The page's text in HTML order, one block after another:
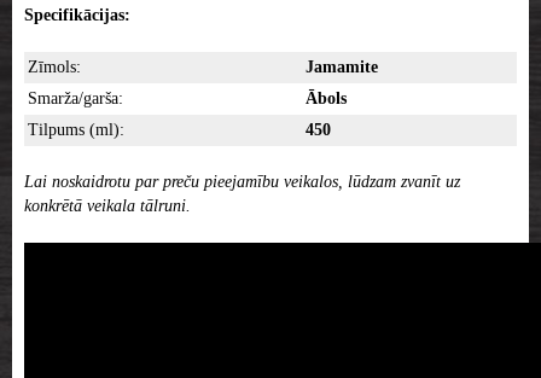
Specifikācijas:
Zīmols:
Jamamite
Smarža/garša:
Ābols
Tilpums (ml):
450
Lai noskaidrotu par preču pieejamību veikalos, lūdzam zvanīt uz
konkrētā veikala tālruni.